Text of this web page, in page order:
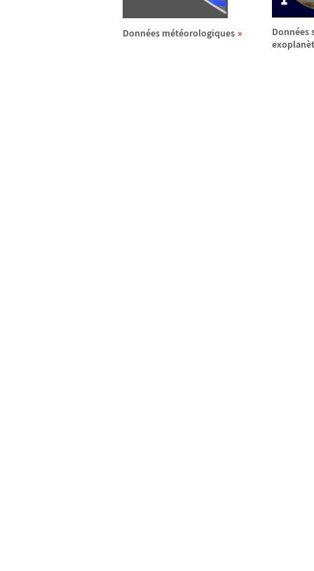
Données météorologiques Données
exoplanè